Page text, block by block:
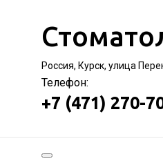
Россия, Курск, улица
Телефон:
+7 (471) 270-